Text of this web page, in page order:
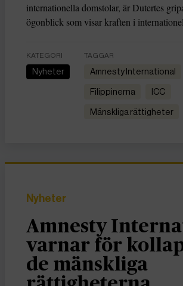
internationella domstolar, är Dutertes
ögonblick som visar kraften i
KATEGORI
Nyheter
TAGGAR
Amnesty International
filippinerna ICC
Mänskliga rättigheter
Nyheter
Amnesty
varnar för
de mänskliga